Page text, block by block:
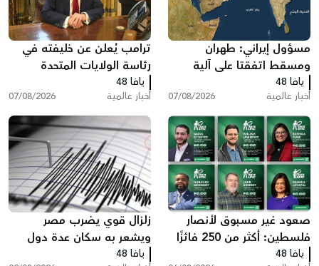
مسؤول إيراني: طهران
ومسقط اتفقتا على آلية
لعبور مضيق هرمز تتضمن
رسوم خدماتية
يافا 48
أخبار عالمية 07/08/2026
ترامب يُعلن عن خليفته في
رئاسة الولايات المتحدة
يافا 48
أخبار عالمية 07/08/2026
صعود غير مسبوق لأنصار
فلسطين: أكثر من 250 فائزًا
بينهم 35 في الكونغرس
يافا 48
زلزال قوي يضرب مصر
ويشعر به سكان عدة دول
يافا 48